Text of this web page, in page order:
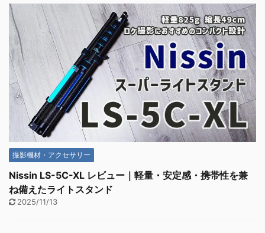
撮影機材・アクセサリー
Nissin LS-5C-XL レビュー｜軽量・安定感・携帯性を兼
ね備えたライトスタンド
2025/11/13